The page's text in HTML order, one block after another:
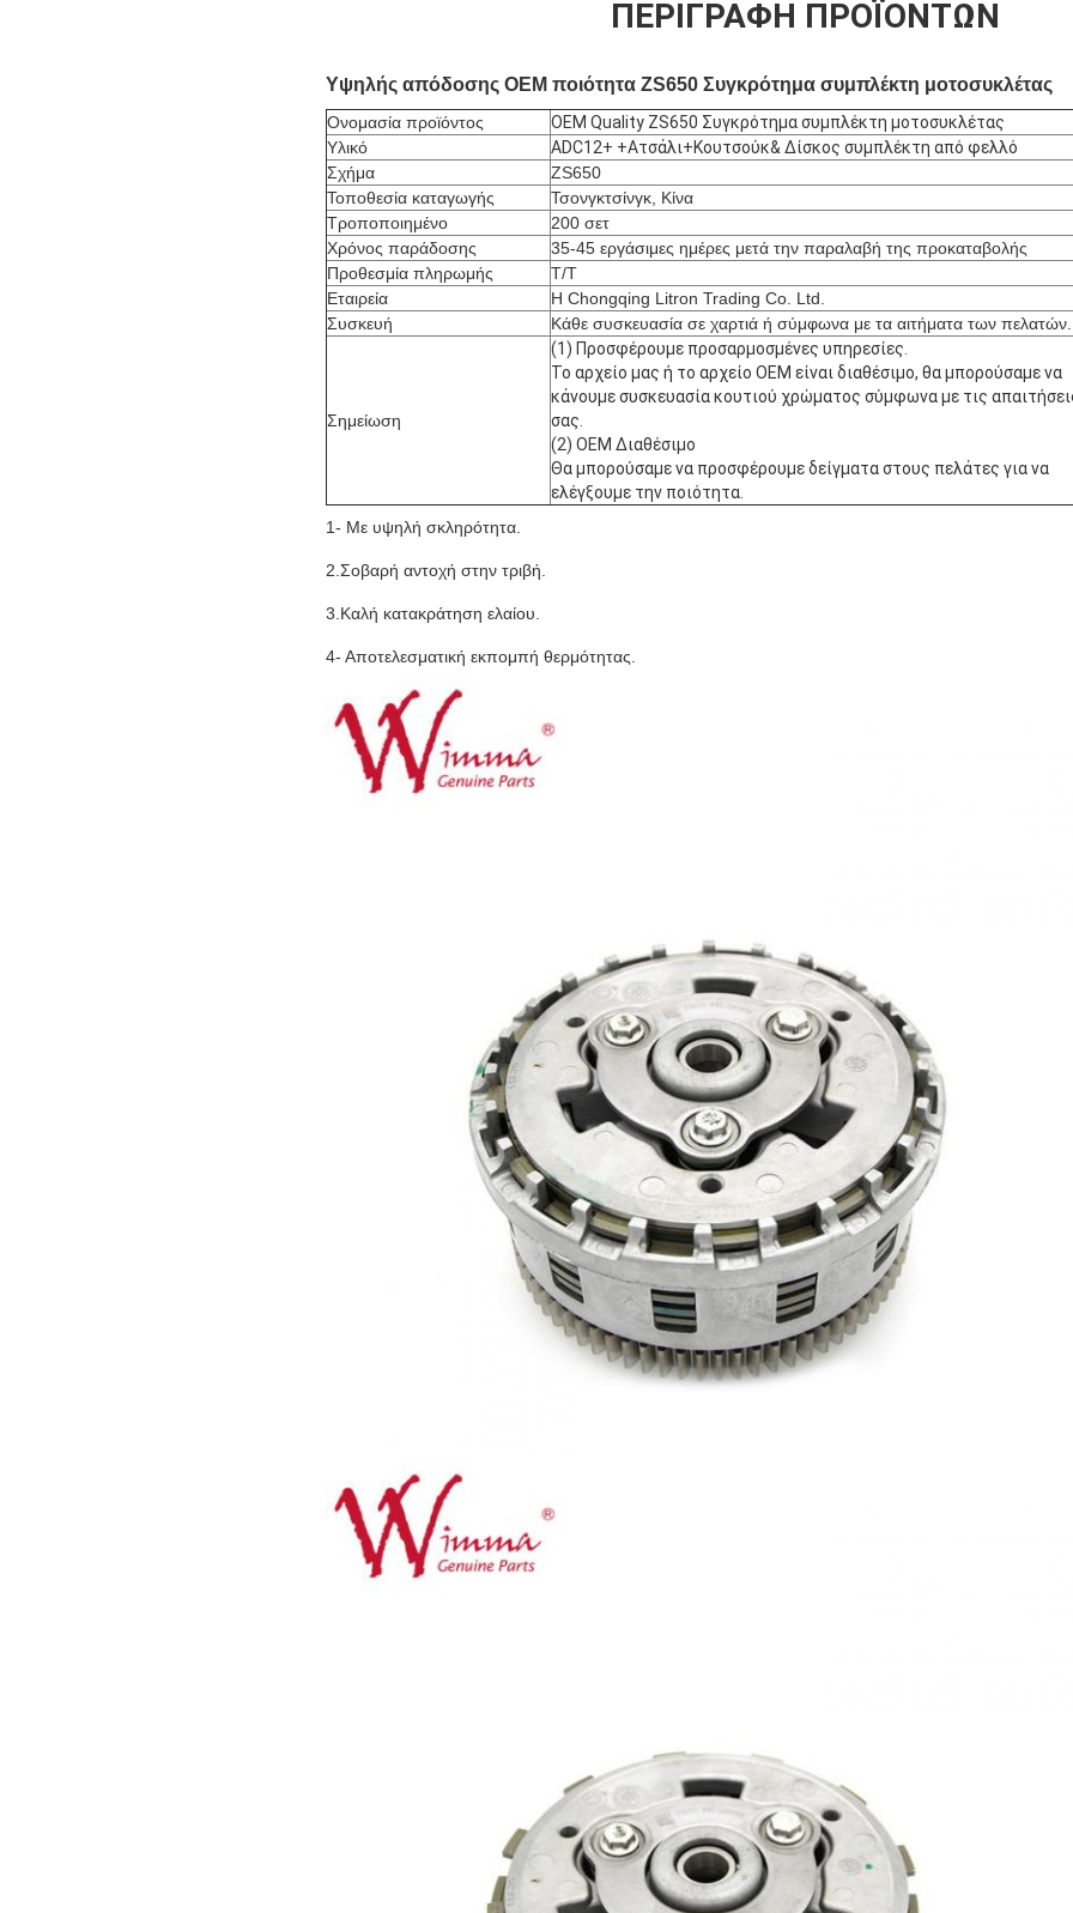
ΠΕΡΙΓΡΑΦΉ ΠΡΟΪΌΝΤΩΝ
Υψηλής απόδοσης OEM ποιότητα ZS650 Συγκρότημα συμπλέκτη μοτοσυκλέτας
Ονομασία προϊόντος
OEM Quality ZS650 Συγκρότημα συμπλέκτη μοτοσυκλέτας
Υλικό
ADC12+ +Ατσάλι+Κουτσούκ& Δίσκος συμπλέκτη από φελλό
Σχήμα
ZS650
Τοποθεσία καταγωγής
Τσονγκτσίνγκ, Κίνα
Τροποποιημένο
200 σετ
Χρόνος παράδοσης
35-45 εργάσιμες ημέρες μετά την παραλαβή της προκαταβολής
Προθεσμία πληρωμής
Τ/Τ
Εταιρεία
Η Chongqing Litron Trading Co. Ltd.
Συσκευή
Κάθε συσκευασία σε χαρτιά ή σύμφωνα με τα αιτήματα των πελατών.
Σημείωση
(1) Προσφέρουμε προσαρμοσμένες υπηρεσίες.
Το αρχείο μας ή το αρχείο OEM είναι διαθέσιμο, θα μπορούσαμε να
κάνουμε συσκευασία κουτιού χρώματος σύμφωνα με τις
σας.
(2) OEM Διαθέσιμο
Θα μπορούσαμε να προσφέρουμε δείγματα στους πελάτες για να
ελέγξουμε την ποιότητα.
1- Με υψηλή σκληρότητα.
2.Σοβαρή αντοχή στην τριβή.
3.Καλή κατακράτηση ελαίου.
4- Αποτελεσματική εκπομπή θερμότητας.